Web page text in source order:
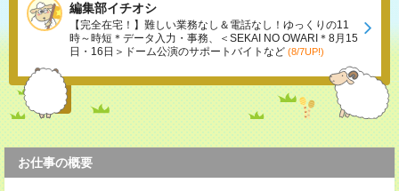
編集部イチオシ
【完全在宅！】難しい業務なし＆電話なし！ゆっくりの11
時～時短＊データ入力・事務、＜SEKAI NO OWARI＊8月15
日・16日＞ドーム公演のサポートバイトなど (8/7UP!)
お仕事の概要